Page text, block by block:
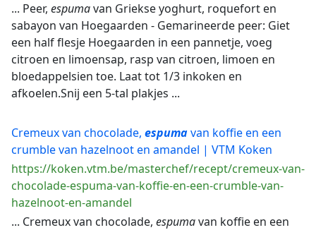
... Peer, espumavan Griekse yoghurt, roquefort en
sabayon van Hoegaarden - Gemarineerde peer: Giet
een half flesje Hoegaarden in een pannetje, voeg
citroen en limoensap, rasp van citroen, limoen en
bloedappelsien toe. Laat tot 1/3 inkoken en
afkoelen.Snij een 5-tal plakjes ...
Cremeux van chocolade, espumavan koffie en een
crumble van hazelnoot en amandel | VTM Koken
https://koken.vtm.be/masterchef/recept/cremeux-van-
chocolade-espuma-van-koffie-en-een-crumble-van-
hazelnoot-en-amandel
... Cremeux van chocolade, espumavan koffie en een